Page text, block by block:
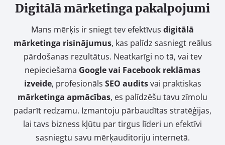
Digitālā mārketinga pakalpojumi
Mans mērķis ir sniegt tev efektīvus digitālā
mārketinga risinājumus, kas palīdz sasniegt reālus
pārdošanas rezultātus. Neatkarīgi no tā, vai tev
nepieciešama Google vai Facebook reklāmas
izveide, profesionāls SEO auditsvai praktiskas
mārketinga apmācības, es palīdzēšu tavu zīmolu
padarīt redzamu. Izmantoju pārbaudītas stratēģijas,
lai tavs bizness kļūtu par tirgus līderi un efektīvi
sasniegtu savu mērķauditoriju internetā.